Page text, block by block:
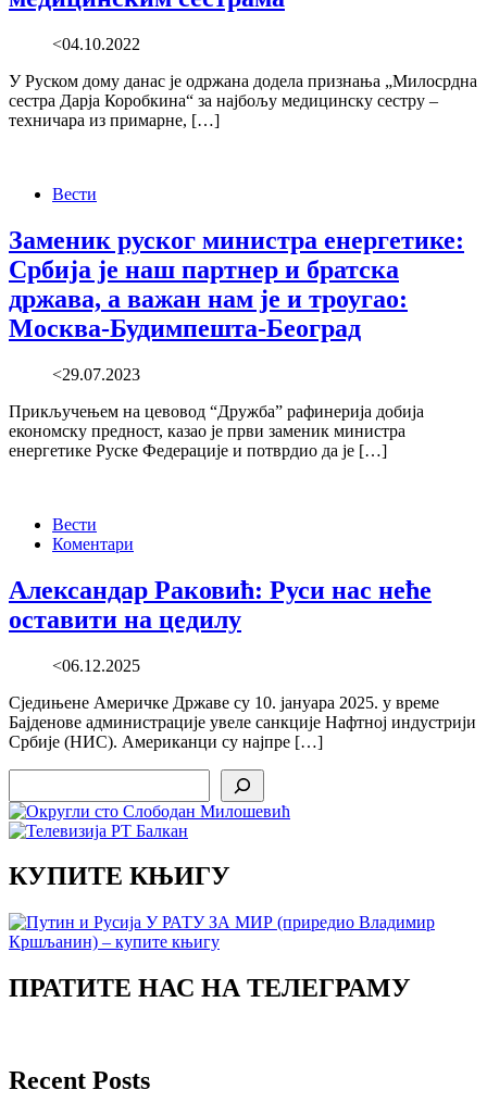
<04.10.2022
У Руском дому данас је одржана додела признања „Милосрдна
сестра Дарја Коробкина“ за најбољу медицинску сестру –
техничара из примарне, […]
Вести
Заменик руског министра енергетике:
Србија је наш партнер и братска
држава, а важан нам је и троугао:
Москва-Будимпешта-Београд
<29.07.2023
Прикључењем на цевовод “Дружба” рафинерија добија
економску предност, казао је први заменик министра
енергетике Руске Федерације и потврдио да је […]
Вести
Коментари
Александар Раковић: Руси нас неће
оставити на цедилу
<06.12.2025
Сједињене Америчке Државе су 10. јануара 2025. у време
Бајденове администрације увеле санкције Нафтној индустрији
Србије (НИС). Американци су најпре […]
КУПИТЕ КЊИГУ
ПРАТИТЕ НАС НА ТЕЛЕГРАМУ
Recent Posts